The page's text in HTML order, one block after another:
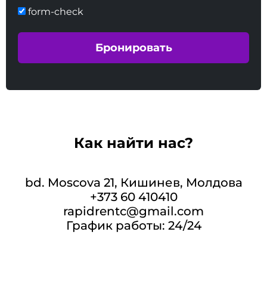
form-check
Как найти нас?
bd. Moscova 21, Кишинев, Молдова
+373 60 410410
rapidrentc@gmail.com
График работы: 24/24